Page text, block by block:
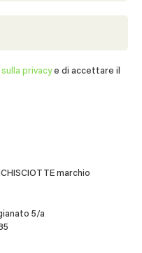
marchio
5/a
privacye di accettare il